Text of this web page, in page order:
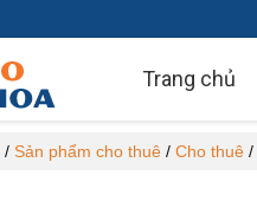
Trang chủ
/ Sản phẩm cho thuê / Cho thuê /